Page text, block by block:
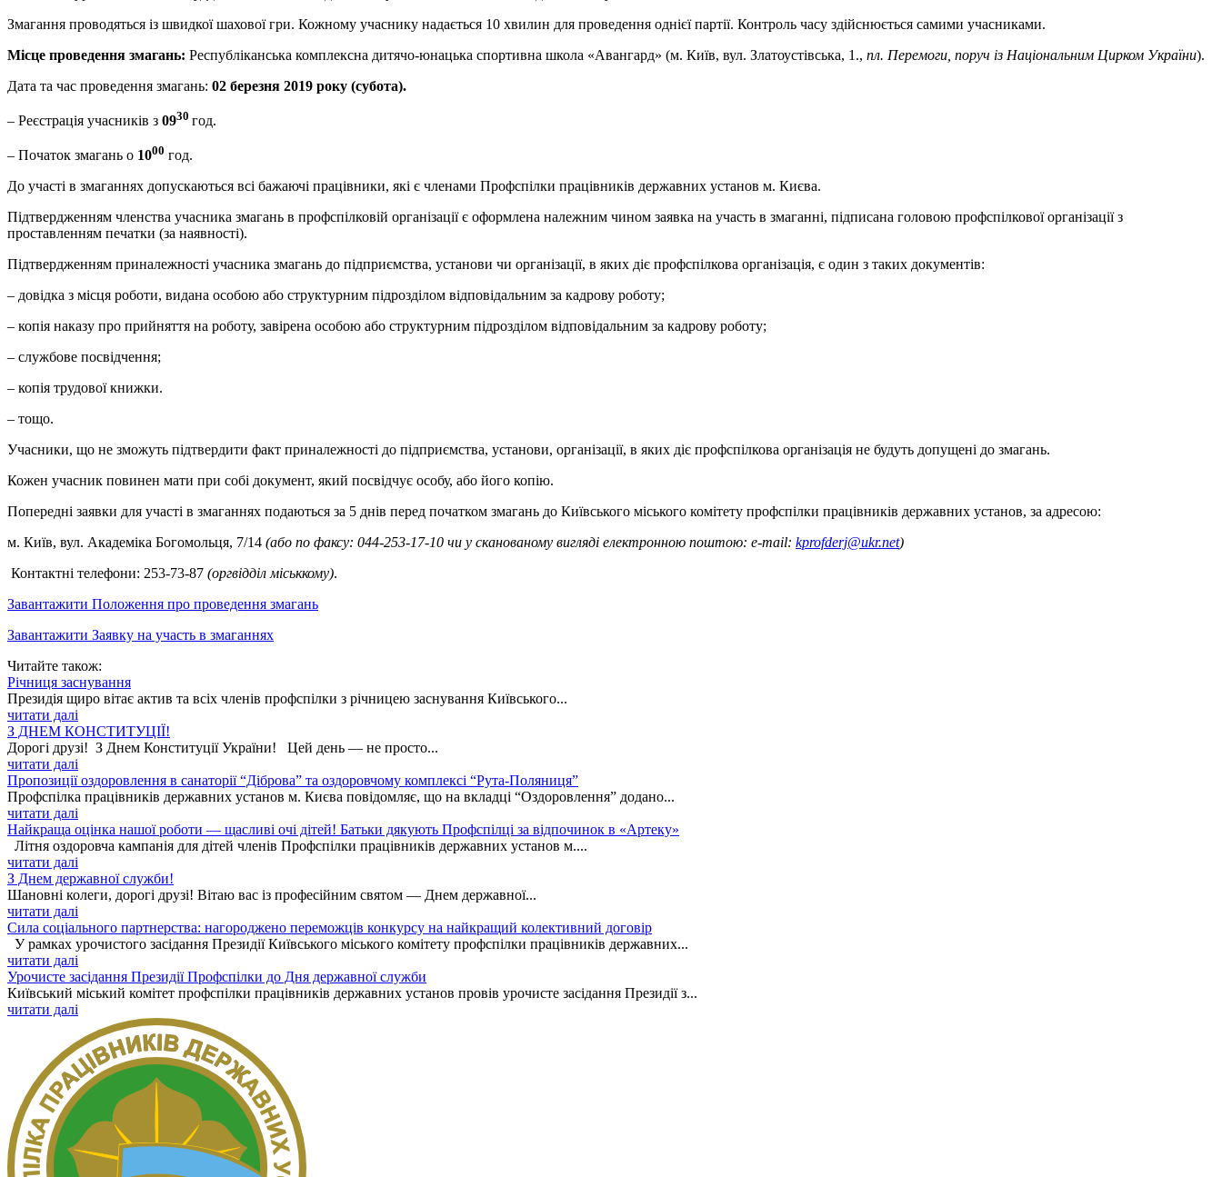
Змагання проводяться із швидкої шахової гри. Кожному учаснику надається 10 хвилин для проведення однієї партії. Контроль часу здійснюється самими учасниками.
Місце проведення змагань: Республіканська комплексна дитячо-юнацька спортивна школа «Авангард» (м. Київ, вул. Златоустівська, 1., пл. Перемоги, поруч із Національним Цирком України).
Дата та час проведення змагань: 02 березня 2019 року (субота).
– Реєстрація учасників з 0930 год.
– Початок змагань о 1000 год.
До участі в змаганнях допускаються всі бажаючі працівники, які є членами Профспілки працівників державних установ м. Києва.
Підтвердженням членства учасника змагань в профспілковій організації є оформлена належним чином заявка на участь в змаганні, підписана головою профспілкової організації з
проставленням печатки (за наявності).
Підтвердженням приналежності учасника змагань до підприємства, установи чи організації, в яких діє профспілкова організація, є один з таких документів:
– довідка з місця роботи, видана особою або структурним підрозділом відповідальним за кадрову роботу;
– копія наказу про прийняття на роботу, завірена особою або структурним підрозділом відповідальним за кадрову роботу;
– службове посвідчення;
– копія трудової книжки.
– тощо.
Учасники, що не зможуть підтвердити факт приналежності до підприємства, установи, організації, в яких діє профспілкова організація не будуть допущені до змагань.
Кожен учасник повинен мати при собі документ, який посвідчує особу, або його копію.
Попередні заявки для участі в змаганнях подаються за 5 днів перед початком змагань до Київського міського комітету профспілки працівників державних установ, за адресою:
м. Київ, вул. Академіка Богомольця, 7/14 (або по факсу: 044-253-17-10 чи у сканованому вигляді електронною поштою: e-mail: kprofderj@ukr.net)
Контактні телефони: 253-73-87 (оргвідділ міськкому).
Завантажити Положення про проведення змагань
Завантажити Заявку на участь в змаганнях
Читайте також:
Річниця заснування
Президія щиро вітає актив та всіх членів профспілки з річницею заснування Київського...
читати далі
З ДНЕМ КОНСТИТУЦІЇ!
Дорогі друзі! З Днем Конституції України! Цей день — не просто...
читати далі
Пропозиції оздоровлення в санаторії “Діброва” та оздоровчому комплексі “Рута-Поляниця”
Профспілка працівників державних установ м. Києва повідомляє, що на вкладці “Оздоровлення” додано...
читати далі
Найкраща оцінка нашої роботи — щасливі очі дітей! Батьки дякують Профспілці за відпочинок в «Артеку»
Літня оздоровча кампанія для дітей членів Профспілки працівників державних установ м....
читати далі
З Днем державної служби!
Шановні колеги, дорогі друзі! Вітаю вас із професійним святом — Днем державної...
читати далі
Сила соціального партнерства: нагороджено переможців конкурсу на найкращий колективний договір
У рамках урочистого засідання Президії Київського міського комітету профспілки працівників державних...
читати далі
Урочисте засідання Президії Профспілки до Дня державної служби
Київський міський комітет профспілки працівників державних установ провів урочисте засідання Президії з...
читати далі